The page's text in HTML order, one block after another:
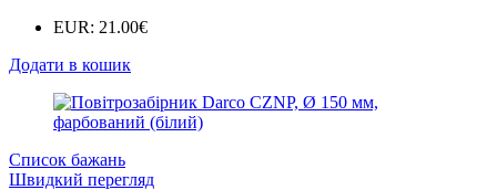
EUR: 21.00€
Додати в кошик
Список бажань
Швидкий перегляд